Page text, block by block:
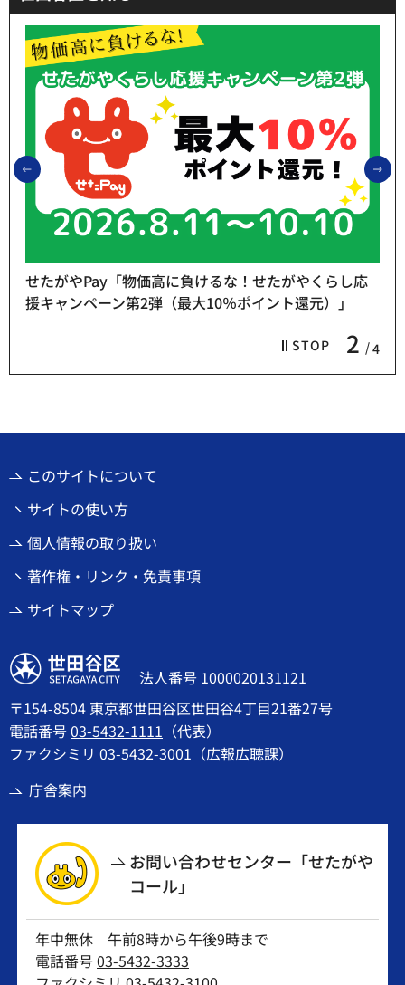
前のスライドを表示
STOP 2 4
せたがやPay「物価高に負けるな！せたがやくらし応
援キャンペーン第2弾（最大10％ポイント還元）」
このサイトについて
サイトの使い方
個人情報の取り扱い
著作権・リンク・免責事項
サイトマップ
世田谷区
法人番号 1000020131121
〒154-8504 東京都世田谷区世田谷4丁目21番27号
電話番号03-5432-1111 （代表）
ファクシミリ 03-5432-3001（広報広聴課）
庁舎案内
お問い合わせセンター「せたがや
コール」
年中無休 午前8時から午後9時まで
電話番号03-5432-3333